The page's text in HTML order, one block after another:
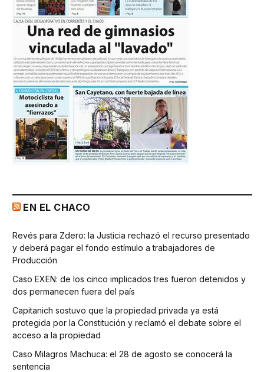
EN EL CHACO
Revés para Zdero: la Justicia rechazó el recurso presentado
y deberá pagar el fondo estímulo a trabajadores de
Producción
Caso EXEN: de los cinco implicados tres fueron detenidos y
dos permanecen fuera del país
Capitanich sostuvo que la propiedad privada ya está
protegida por la Constitución y reclamó el debate sobre el
acceso a la propiedad
Caso Milagros Machuca: el 28 de agosto se conocerá la
sentencia